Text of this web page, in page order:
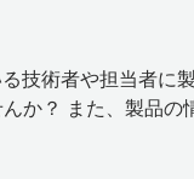
技術者や担当者に
か？ また、製品の